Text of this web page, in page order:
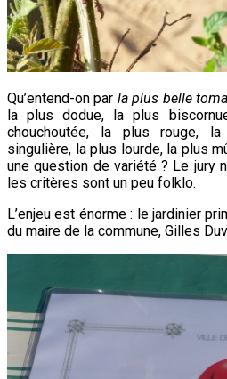
Qu’entend-on par la plus belle
la plus dodue, la plus
chouchoutée, la plus rouge,
singulière, la plus lourde, la plus
une question de variété ? Le jury
les critères sont un peu folklo.
L’enjeu est énorme : le jardinier
du maire de la commune, Gilles